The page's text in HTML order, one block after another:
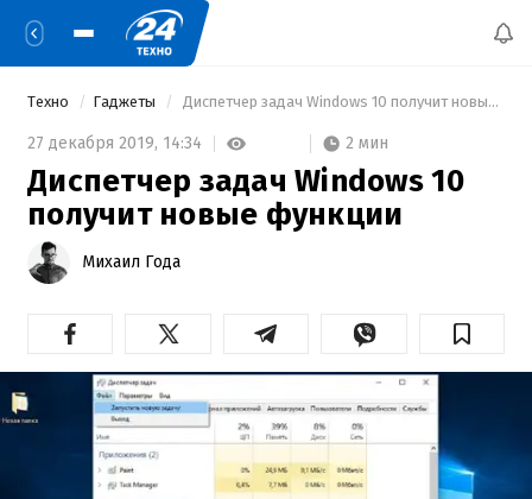
Техно Гаджеты Диспетчер задач Windows 10 получит новые функции
27 декабря 2019, 14:34 2 мин
Диспетчер задач Windows 10
получит новые функции
Михаил Года